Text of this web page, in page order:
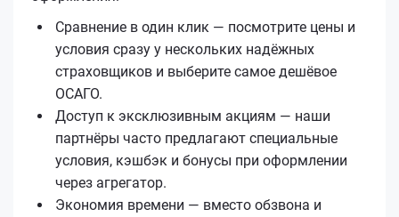
Сравнение в один клик — посмотрите цены и
условия сразу у нескольких надёжных
страховщиков и выберите самое дешёвое
ОСАГО.
Доступ к эксклюзивным акциям — наши
партнёры часто предлагают специальные
условия, кэшбэк и бонусы при оформлении
через агрегатор.
Экономия времени — вместо обзвона и